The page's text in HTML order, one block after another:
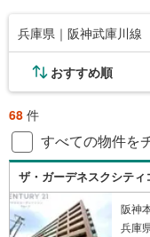
兵庫県｜阪神武庫川線
おすすめ順
68 件
すべての物件を
ザ・ガーデネスクシティ
阪神
兵庫